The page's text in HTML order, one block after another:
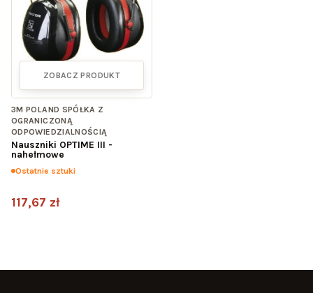
ZOBACZ PRODUKT
3M POLAND SPÓŁKA Z
OGRANICZONĄ
ODPOWIEDZIALNOŚCIĄ
Nauszniki OPTIME III -
nahełmowe
Ostatnie sztuki
117,67 zł